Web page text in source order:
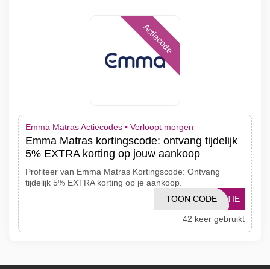
Actiecode
Emma Matras Actiecodes • Verloopt morgen
Emma Matras kortingscode: ontvang tijdelijk
5% EXTRA korting op jouw aankoop
Profiteer van Emma Matras Kortingscode: Ontvang
tijdelijk 5% EXTRA korting op je aankoop.
NTIE
TOON CODE
42 keer gebruikt